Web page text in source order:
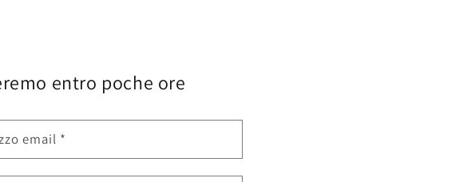
entro poche ore
email *